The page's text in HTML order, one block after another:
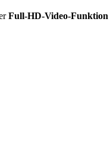
Full-HD-Video-Funktion